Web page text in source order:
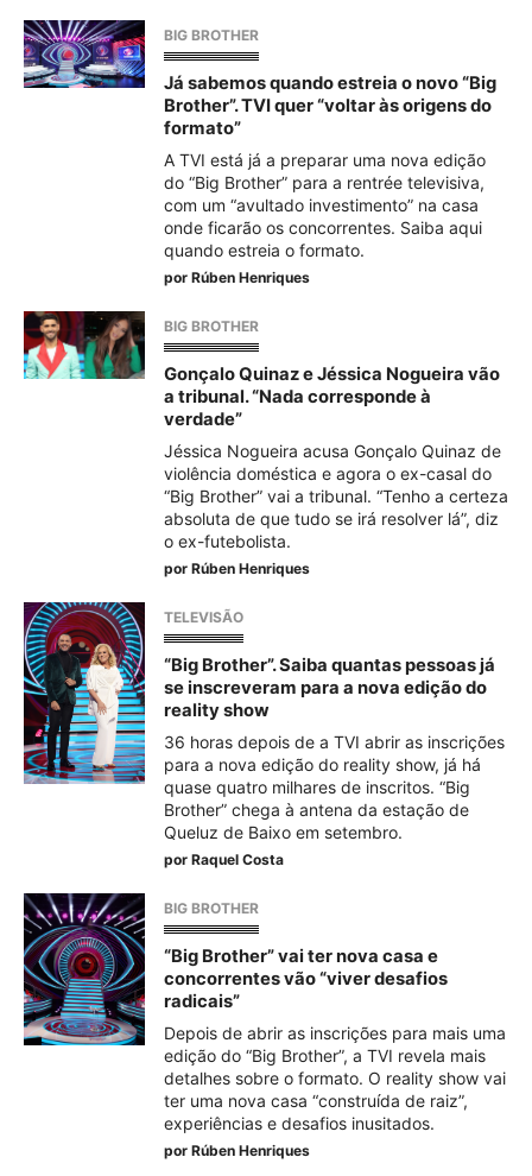
BIG BROTHER
Já sabemos quando estreia o novo “Big
Brother”. TVI quer “voltar às origens do
formato”
A TVI está já a preparar uma nova edição
do “Big Brother” para a rentrée televisiva,
com um “avultado investimento” na casa
onde ficarão os concorrentes. Saiba aqui
quando estreia o formato.
por Rúben Henriques
BIG BROTHER
Gonçalo Quinaz e Jéssica Nogueira vão
a tribunal. “Nada corresponde à
verdade”
Jéssica Nogueira acusa Gonçalo Quinaz de
violência doméstica e agora o ex-casal do
“Big Brother” vai a tribunal. “Tenho a certeza
absoluta de que tudo se irá resolver lá”, diz
o ex-futebolista.
por Rúben Henriques
TELEVISÃO
“Big Brother”. Saiba quantas pessoas já
se inscreveram para a nova edição do
reality show
36 horas depois de a TVI abrir as inscrições
para a nova edição do reality show, já há
quase quatro milhares de inscritos. “Big
Brother” chega à antena da estação de
Queluz de Baixo em setembro.
por Raquel Costa
BIG BROTHER
“Big Brother” vai ter nova casa e
concorrentes vão “viver desafios
radicais”
Depois de abrir as inscrições para mais uma
edição do “Big Brother”, a TVI revela mais
detalhes sobre o formato. O reality show vai
ter uma nova casa “construída de raiz”,
experiências e desafios inusitados.
por Rúben Henriques